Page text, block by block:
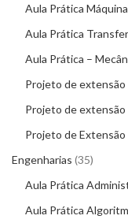
Aula Prática
Aula Prática
Aula Prática –
Projeto de extensão
Projeto de extensão
Projeto de Extensão
Engenharias 35
Aula Prática
Aula Prática